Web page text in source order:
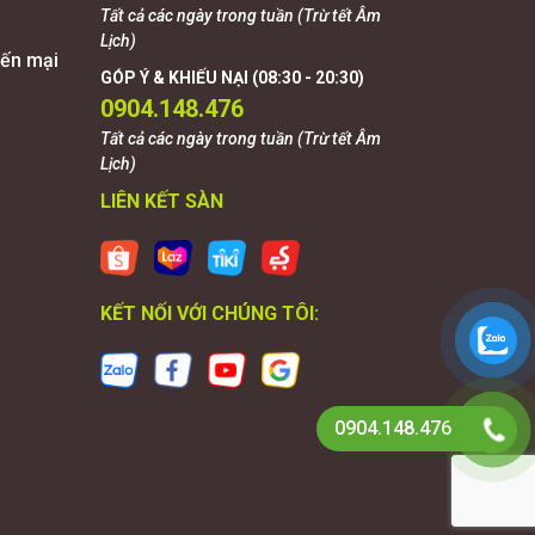
mại
Tất cả các ngày trong tuần (Trừ tết Âm
Lịch)
GÓP Ý & KHIẾU NẠI (08:30 - 20:30)
0904.148.476
Tất cả các ngày trong tuần (Trừ tết Âm
Lịch)
LIÊN KẾT SÀN
KẾT NỐI VỚI CHÚNG TÔI:
0904.148.476